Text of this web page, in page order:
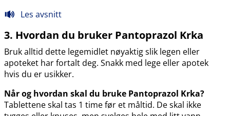
Les avsnitt
3. Hvordan du bruker Pantoprazol Krka
Bruk alltid dette legemidlet nøyaktig slik legen eller
apoteket har fortalt deg. Snakk med lege eller apotek
hvis du er usikker.
Når og hvordan skal du bruke Pantoprazol Krka?
Tablettene skal tas 1 time før et måltid. De skal ikke